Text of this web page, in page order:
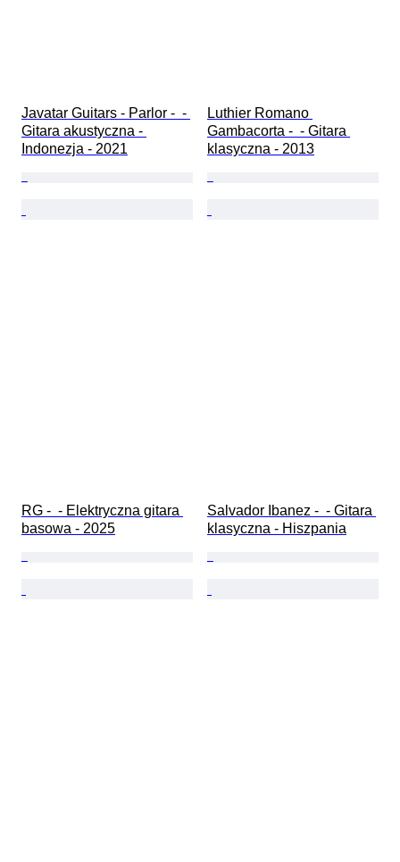
Javatar Guitars - Parlor -  -
Gitara akustyczna -
Indonezja - 2021
Luthier Romano
Gambacorta -  - Gitara
klasyczna - 2013
RG -  - Elektryczna gitara
basowa - 2025
Salvador Ibanez -  - Gitara
klasyczna - Hiszpania